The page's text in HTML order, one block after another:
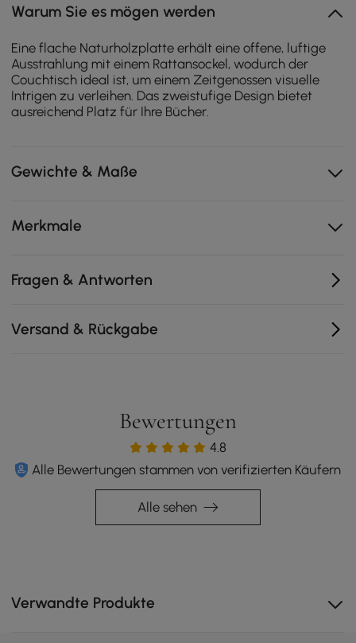
Warum Sie es mögen werden
Eine flache Naturholzplatte erhält eine offene, luftige
Ausstrahlung mit einem Rattansockel, wodurch der
Couchtisch ideal ist, um einem Zeitgenossen visuelle
Intrigen zu verleihen. Das zweistufige Design bietet
ausreichend Platz für Ihre Bücher.
Gewichte & Maße
Merkmale
Fragen & Antworten
Versand & Rückgabe
Bewertungen
4.8
Alle Bewertungen stammen von verifizierten Käufern
Alle sehen
Verwandte Produkte